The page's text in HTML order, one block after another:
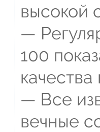
высокой
—
100
качества
— Все
вечные